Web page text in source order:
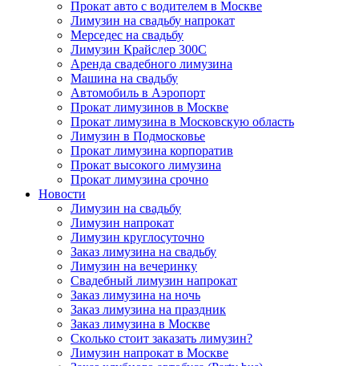
Прокат авто с водителем в Москве
Лимузин на свадьбу напрокат
Мерседес на свадьбу
Лимузин Крайслер 300С
Аренда свадебного лимузина
Машина на свадьбу
Автомобиль в Аэропорт
Прокат лимузинов в Москве
Прокат лимузина в Московскую область
Лимузин в Подмосковье
Прокат лимузина корпоратив
Прокат высокого лимузина
Прокат лимузина срочно
Новости
Лимузин на свадьбу
Лимузин напрокат
Лимузин круглосуточно
Заказ лимузина на свадьбу
Лимузин на вечеринку
Свадебный лимузин напрокат
Заказ лимузина на ночь
Заказ лимузина на праздник
Заказ лимузина в Москве
Сколько стоит заказать лимузин?
Лимузин напрокат в Москве